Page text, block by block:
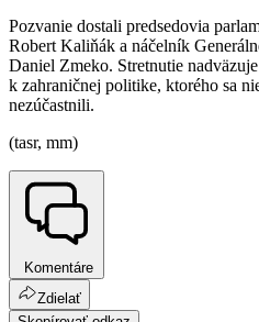
Pozvanie dostali predsedovia
Robert Kaliňák a náčelník
Daniel Zmeko. Stretnutie
k zahraničnej politike, ktorého sa
nezúčastnili.
(tasr, mm)
Komentáre
Zdielať